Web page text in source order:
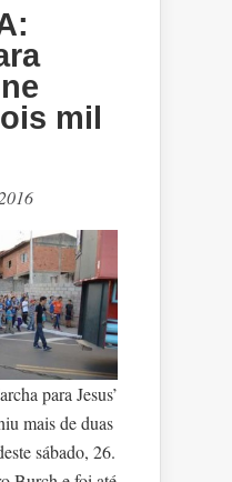
mil
para Jesus’
mais de duas
sábado, 26.